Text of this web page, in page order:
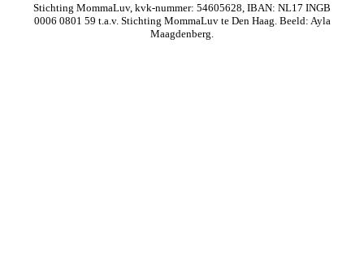
Stichting MommaLuv, kvk-nummer: 54605628, IBAN: NL17 INGB
0006 0801 59 t.a.v. Stichting MommaLuv te Den Haag. Beeld: Ayla
Maagdenberg.